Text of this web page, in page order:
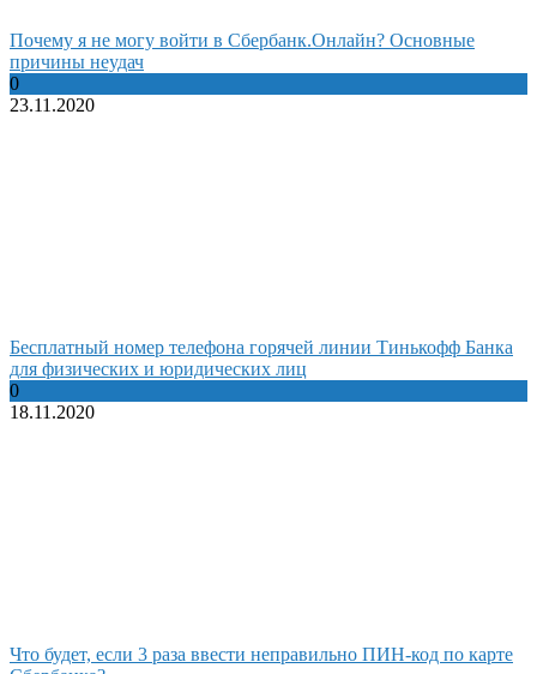
Почему я не могу войти в Сбербанк.Онлайн? Основные
причины неудач
0
23.11.2020
Бесплатный номер телефона горячей линии Тинькофф Банка
для физических и юридических лиц
0
18.11.2020
Что будет, если 3 раза ввести неправильно ПИН-код по карте